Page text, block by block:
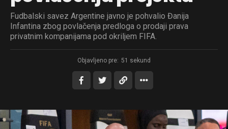
Fudbalski savez Argentine javno je pohvalio Đanija
Infantina zbog povlačenja predloga o prodaji prava
privatnim kompanijama pod okriljem FIFA.
Objavljeno pre: 51 sekund